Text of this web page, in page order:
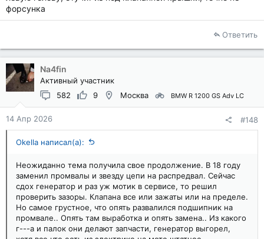
форсунка
Ответить
Na4fin
Активный участник
582
9 Москва BMW R 1200 GS Adv LC
14 Апр 2026 #148
Okella написал(а):
Неожиданно тема получила свое продолжение. В 18 году
заменил промвалы и звезду цепи на распредвал. Сейчас
сдох генератор и раз уж мотик в сервисе, то решил
проверить зазоры. Клапана все или зажаты или на пределе.
Но самое грустное, что опять развалился подшипник на
промвале.. Опять там выработка и опять замена.. Из какого
г---а и палок они делают запчасти, генератор выгорел,